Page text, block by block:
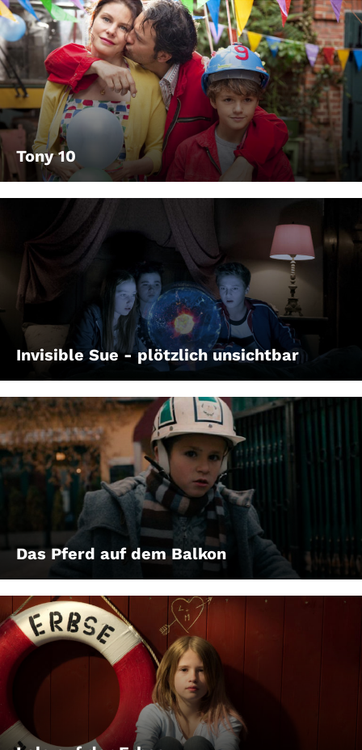
Tony 10
Invisible Sue - plötzlich unsichtbar
Das Pferd auf dem Balkon